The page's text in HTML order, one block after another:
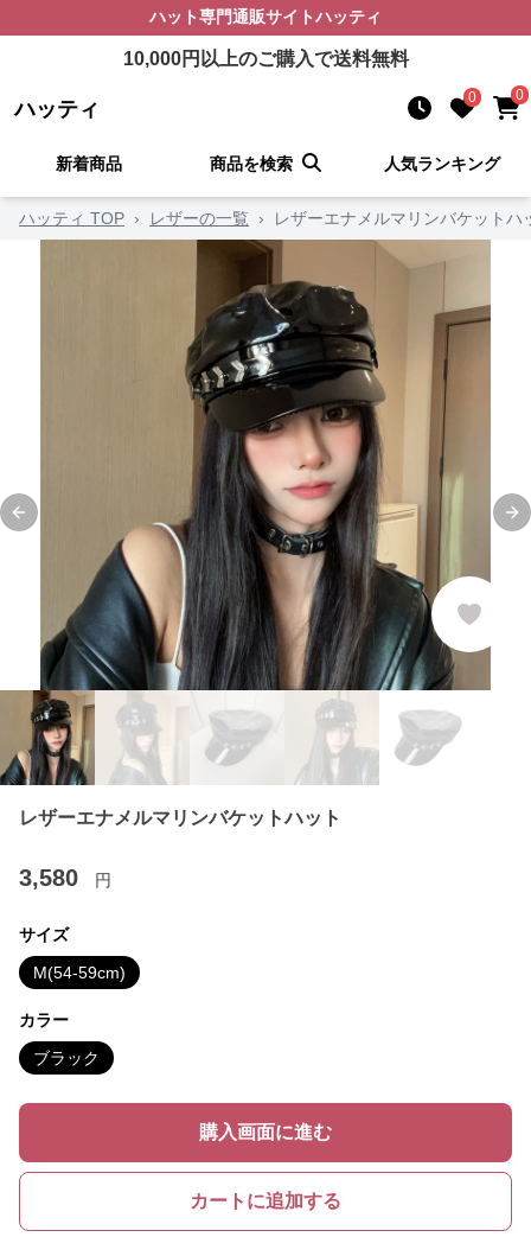
ハット専門通販サイトハッティ
10,000円以上のご購入で送料無料
ハッティ 0 0
新着商品 商品を検索 人気ランキング
ハッティ TOP › レザーの一覧 › レザーエナメルマリンバケットハ
Previous slide
レザーエナメルマリンバケットハット
3,580 円
サイズ
M(54-59cm)
カラー
ブラック
購入画面に進む
カートに追加する